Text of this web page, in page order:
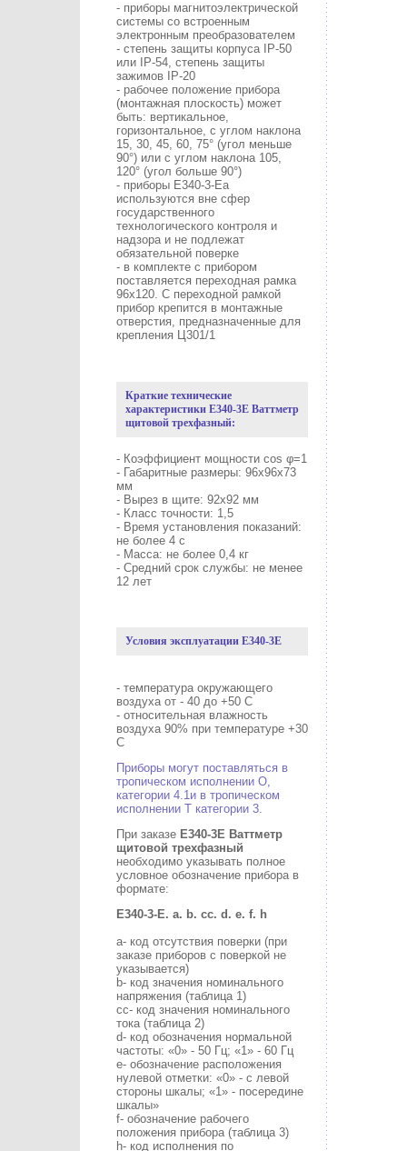
- приборы магнитоэлектрической
системы со встроенным
электронным преобразователем
- степень защиты корпуса IP-50
или IP-54, степень защиты
зажимов IP-20
- рабочее положение прибора
(монтажная плоскость) может
быть: вертикальное,
горизонтальное, с углом наклона
15, 30, 45, 60, 75° (угол меньше
90°) или с углом наклона 105,
120° (угол больше 90°)
- приборы E340-3-Eа
используются вне сфер
государственного
технологического контроля и
надзора и не подлежат
обязательной поверке
- в комплекте с прибором
поставляется переходная рамка
96х120. С переходной рамкой
прибор крепится в монтажные
отверстия, предназначенные для
крепления Ц301/1
Краткие технические
характеристики E340-3E Ваттметр
щитовой трехфазный:
- Коэффициент мощности cos φ=1
- Габаритные размеры: 96х96х73
мм
- Вырез в щите: 92х92 мм
- Класс точности: 1,5
- Время установления показаний:
не более 4 с
- Масса: не более 0,4 кг
- Средний срок службы: не менее
12 лет
Условия эксплуатации E340-3E
- температура окружающего
воздуха от - 40 до +50 С
- относительная влажность
воздуха 90% при температуре +30
С
Приборы могут поставляться в
тропическом исполнении О,
категории 4.1и в тропическом
исполнении Т категории 3.
При заказе E340-3E Ваттметр
щитовой трехфазный
необходимо указывать полное
условное обозначение прибора в
формате:
E340-3-E. a. b. cc. d. e. f. h
a- код отсутствия поверки (при
заказе приборов с поверкой не
указывается)
b- код значения номинального
напряжения (таблица 1)
cc- код значения номинального
тока (таблица 2)
d- код обозначения нормальной
частоты: «0» - 50 Гц; «1» - 60 Гц
e- обозначение расположения
нулевой отметки: «0» - с левой
стороны шкалы; «1» - посередине
шкалы»
f- обозначение рабочего
положения прибора (таблица 3)
h- код исполнения по